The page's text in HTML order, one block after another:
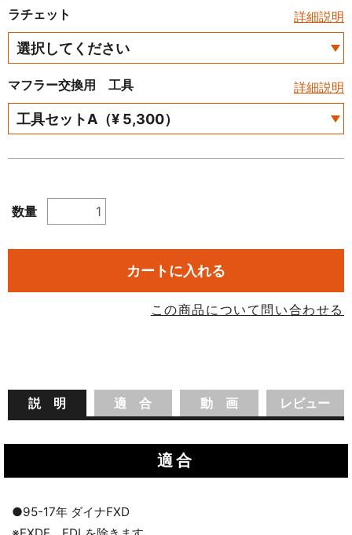
ラチェット 詳細説明
マフラー交換用 工具 詳細説明
数量
カートに入れる
この商品について問い合わせる
説 明 適 合 動 画 レビュー
適合
●95-17年 ダイナFXD